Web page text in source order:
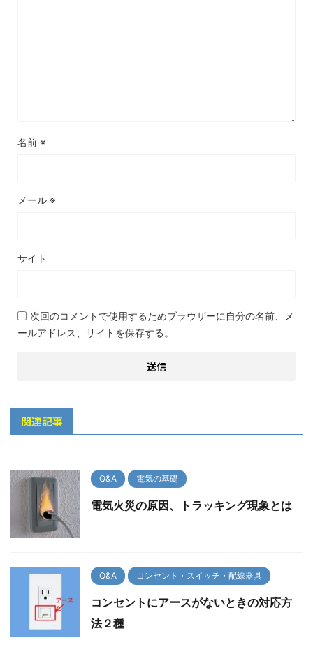
名前 ※
メール ※
サイト
次回のコメントで使用するためブラウザーに自分の名前、メ
ールアドレス、サイトを保存する。
関連記事
Q&A 電気の基礎
電気火災の原因、トラッキング現象とは
Q&A コンセント・スイッチ・配線器具
コンセントにアースがないときの対応方
法２種